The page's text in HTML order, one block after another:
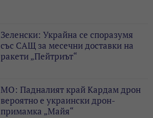
Зеленски: Украйна се споразумя
със САЩ за месечни доставки на
ракети „Пейтриът“
МО: Падналият край Кардам дрон
вероятно е украински дрон-
примамка „Майя“